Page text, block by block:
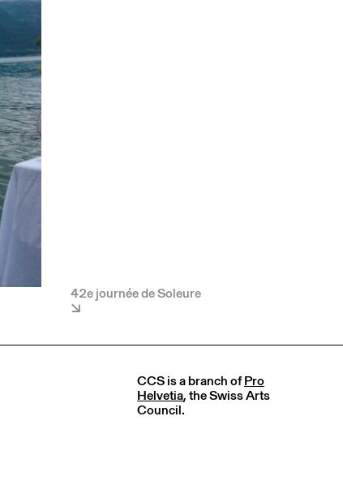
42e journée de Soleure
CCS is a branch ofPro
Helvetia, the Swiss Arts
Council.